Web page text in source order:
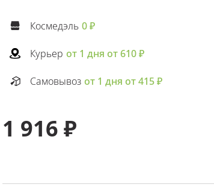
Космедэль 0 ₽
Курьер от 1 дня от 610 ₽
Самовывоз от 1 дня от 415 ₽
1 916 ₽